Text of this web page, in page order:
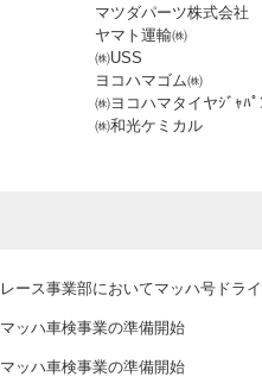
マツダパーツ株式会社
ヤマト運輸㈱
㈱USS
ヨコハマゴム㈱
㈱ヨコハマタイヤｼﾞｬﾊﾟ
㈱和光ケミカル
レース事業部においてマッハ号ドラ
マッハ車検事業の準備開始
マッハ車検事業の準備開始